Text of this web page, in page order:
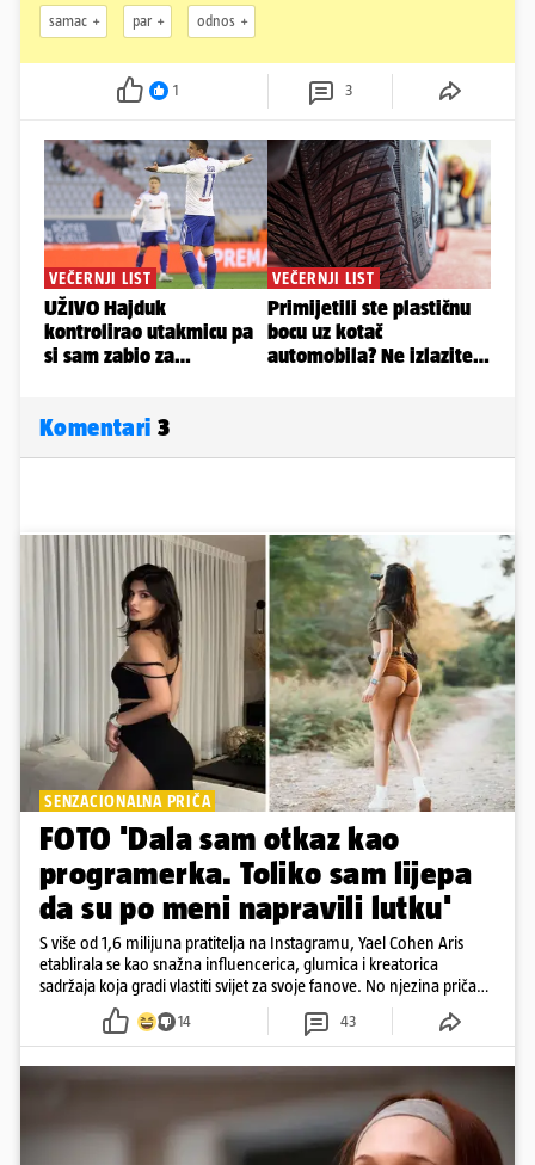
samac par odnos
1 3
Komentari 3
SENZACIONALNA PRIČA
FOTO 'Dala sam otkaz kao
programerka. Toliko sam lijepa
da su po meni napravili lutku'
S više od 1,6 milijuna pratitelja na Instagramu, Yael Cohen Aris
etablirala se kao snažna influencerica, glumica i kreatorica
sadržaja koja gradi vlastiti svijet za svoje fanove. No njezina priča
pokazuje da online slava dolazi i s neočekivanim izazovima
14 43